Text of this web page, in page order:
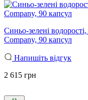
Синьо-зелені
Company, 90 капсул
Напишіть відгук
2 615 грн